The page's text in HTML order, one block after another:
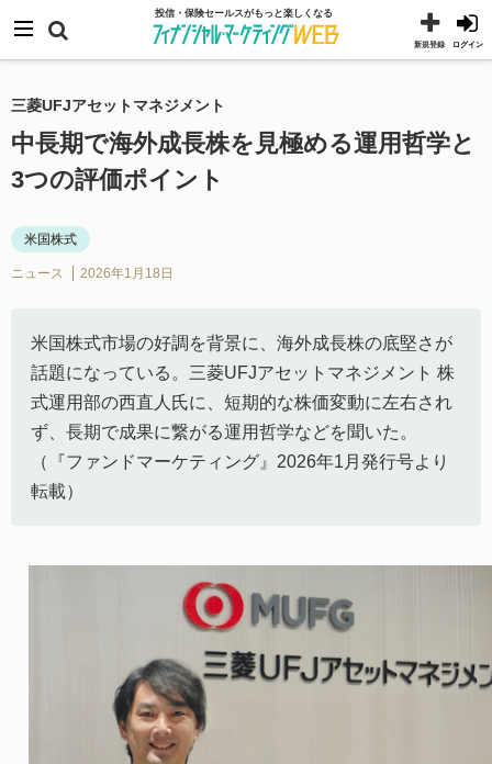
ログイン
新規登録
ン
ツ
ス
ッ
プ
投信・保険セールスがもっと楽しくなる
三菱UFJアセットマネジメント
中長期で海外成長株を見極める運用哲学と
3つの評価ポイント
米国株式
ニュース 2026年1月18日
米国株式市場の好調を背景に、海外成長株の底堅さが
話題になっている。三菱UFJアセットマネジメント 株
式運用部の西直人氏に、短期的な株価変動に左右され
ず、長期で成果に繋がる運用哲学などを聞いた。
（『ファンドマーケティング』2026年1月発行号より
転載）